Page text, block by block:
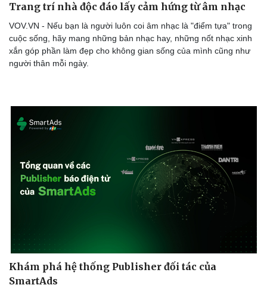
Trang trí nhà độc đáo lấy cảm hứng từ âm nhạc
VOV.VN - Nếu bạn là người luôn coi âm nhạc là "điểm tựa" trong
cuộc sống, hãy mang những bản nhạc hay, những nốt nhạc xinh
xắn góp phần làm đẹp cho không gian sống của mình cũng như
người thân mỗi ngày.
Khám phá hệ thống Publisher đối tác của
SmartAds